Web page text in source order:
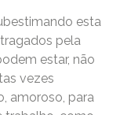
esta
pela
estar, não
vezes
amoroso, para